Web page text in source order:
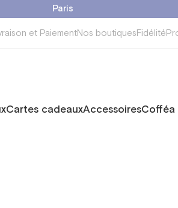
Paris
et PaiementNos boutiquesFidélité
Cartes cadeauxAccessoiresCofféa